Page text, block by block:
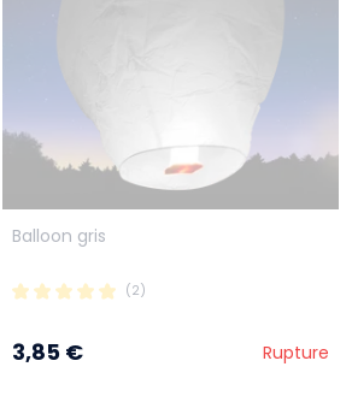
Balloon gris
(2)
3,85 € Rupture